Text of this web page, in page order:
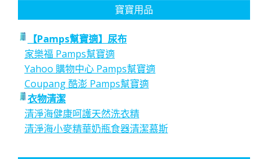
寶寶用品
【Pamps幫寶適】尿布
家樂福 Pamps幫寶適
Yahoo 購物中心 Pamps幫寶適
Coupang 酷澎 Pamps幫寶適
衣物清潔
清淨海健康呵護天然洗衣精
清淨海小麥精華奶瓶食器清潔慕斯